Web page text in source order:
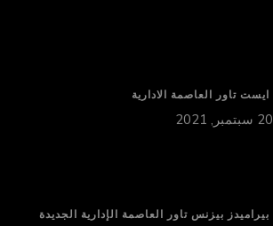
ايست تاور العاصمة الادارية
20 سبتمبر, 2021
بيراميدز بيزنس تاور العاصمة الإدارية الجديدة